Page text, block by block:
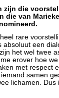
zijn die
die van
rare
absoluut een
het wel twee
erover hoe
met respect
samen
lichamen.